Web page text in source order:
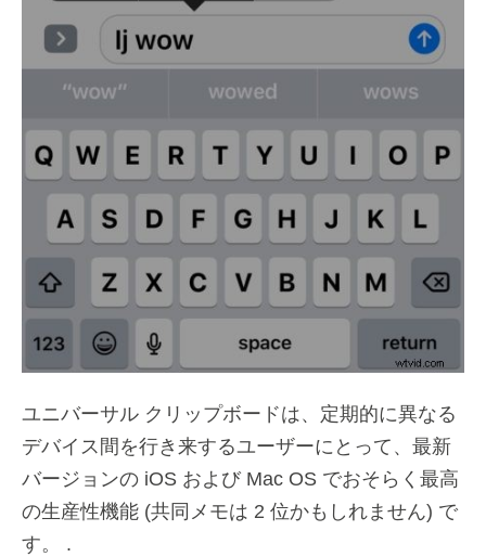
ユニバーサル クリップボードは、定期的に異なる
デバイス間を行き来するユーザーにとって、最新
バージョンの iOS および Mac OS でおそらく最高
の生産性機能 (共同メモは 2 位かもしれません) で
す。 .